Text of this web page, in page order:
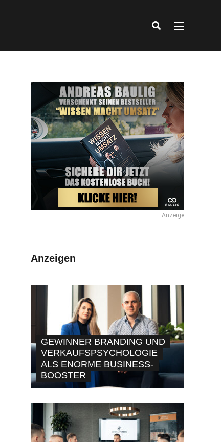
Anzeige
Anzeigen
GEWINNER BRANDING UND
VERKAUFSPSYCHOLOGIE
ALS ENORME BUSINESS-
BOOSTER